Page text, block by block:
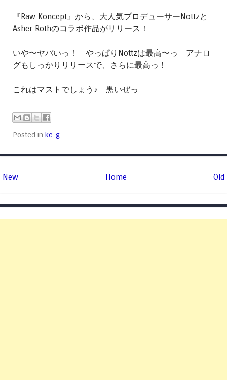
『Raw Koncept』から、大人気プロデューサーNottzと
Asher Rothのコラボ作品がリリース！
いや〜ヤバいっ！ やっぱりNottzは最高〜っ アナロ
グもしっかりリリースで、さらに最高っ！
これはマストでしょう♪ 黒いぜっ
Posted in ke-g
New Old
Home